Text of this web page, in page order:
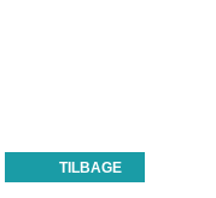
TILBAGE